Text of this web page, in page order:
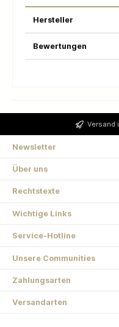
Hersteller
Bewertungen
Versand
Newsletter
Über uns
Rechtstexte
Wichtige Links
Service-Hotline
Unsere Communities
Zahlungsarten
Versandarten